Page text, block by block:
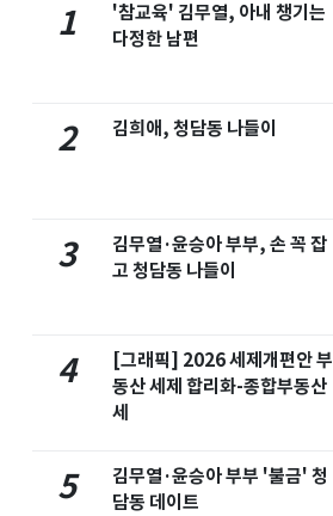
1
'참교육' 김무열, 아내 챙기는
다정한 남편
2 김희애, 청담동 나들이
3
김무열·윤승아 부부, 손 꼭 잡
고 청담동 나들이
4
[그래픽] 2026 세제개편안 부
동산 세제 합리화-종합부동산
세
5
김무열·윤승아 부부 '불금' 청
담동 데이트